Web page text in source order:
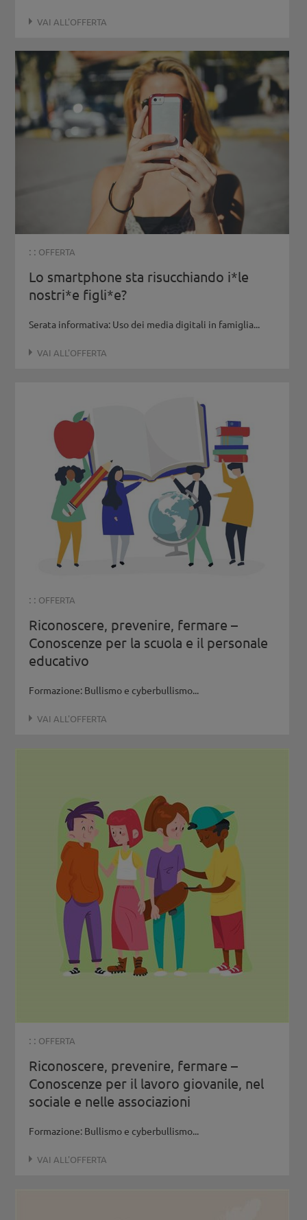
VAI ALL'OFFERTA
: : OFFERTA
Lo smartphone sta risucchiando i*le
nostri*e figli*e?
Serata informativa: Uso dei media digitali in famiglia...
VAI ALL'OFFERTA
: : OFFERTA
Riconoscere, prevenire, fermare –
Conoscenze per la scuola e il personale
educativo
Formazione: Bullismo e cyberbullismo...
VAI ALL'OFFERTA
: : OFFERTA
Riconoscere, prevenire, fermare –
Conoscenze per il lavoro giovanile, nel
sociale e nelle associazioni
Formazione: Bullismo e cyberbullismo...
VAI ALL'OFFERTA